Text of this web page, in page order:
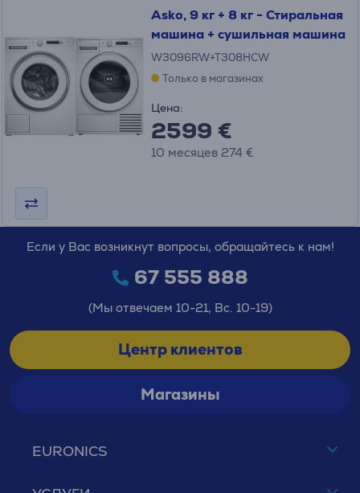
Asko, 9 кг + 8 кг - Стиральная
машина + сушильная машина
W3096RW+T308HCW
Только в магазинах
Цена:
2599 €
10 месяцев 274 €
EURONICS
Если у Вас возникнут вопросы, обращайтесь к нам!
67 555 888
(Мы отвечаем 10-21, Вс. 10-19)
Центр клиентов
Магазины